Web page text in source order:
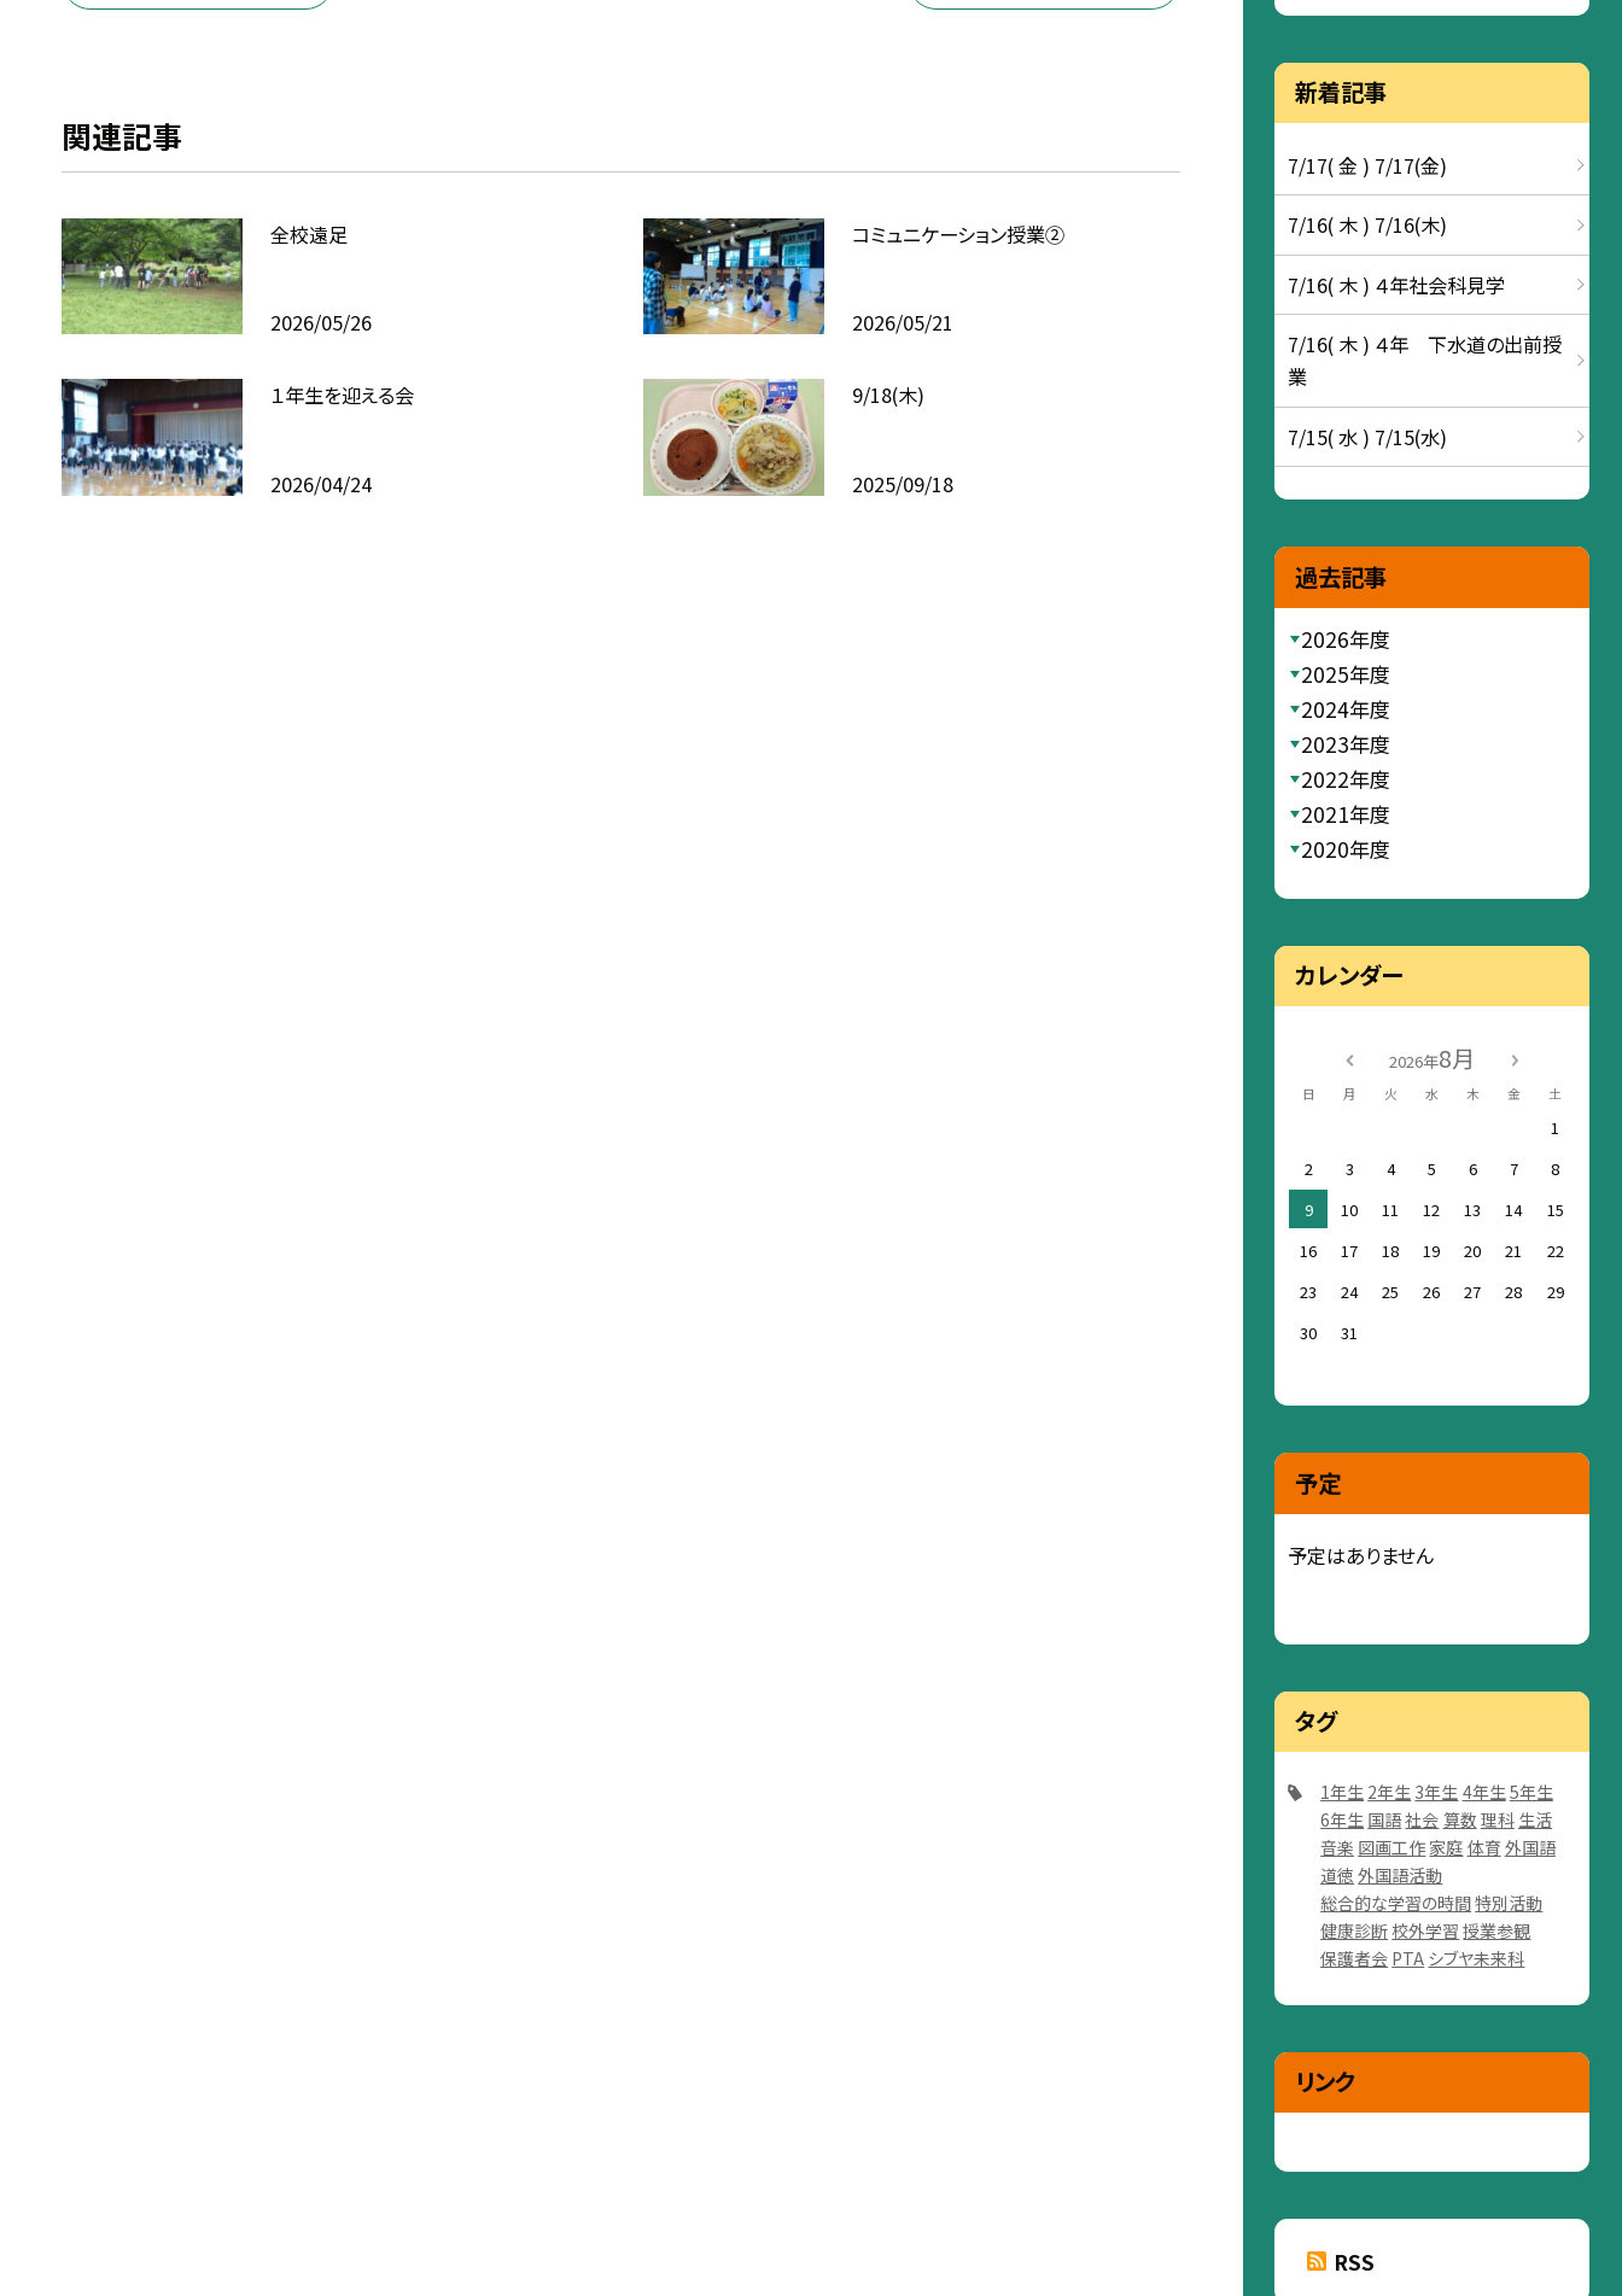
関連記事
全校遠足
2026/05/26
コミュニケーション授業②
2026/05/21
１年生を迎える会
2026/04/24
9/18(木)
2025/09/18
新着記事
7/17( 金 ) 7/17(金)
7/16( 木 ) 7/16(木)
7/16( 木 ) ４年社会科見学
7/16( 木 ) ４年 下水道の出前授
業
7/15( 水 ) 7/15(水)
過去記事
2026年度
2025年度
2024年度
2023年度
2022年度
2021年度
2020年度
カレンダー
2026年8月
日 月 火 水 木 金 土
1
2
3 4 5 6 7
8
9
10 11 12 13 14
15
16
17 18 19 20 21
22
23
24 25 26 27 28
29
30
31
予定
予定はありません
タグ
1年生 2年生 3年生 4年生 5年生
6年生 国語社会 算数 理科 生活
音楽 図画工作 家庭 体育 外国語
道徳 外国語活動
総合的な学習の時間特別活動
健康診断 校外学習 授業参観
保護者会 PTA シブヤ未来科
リンク
RSS